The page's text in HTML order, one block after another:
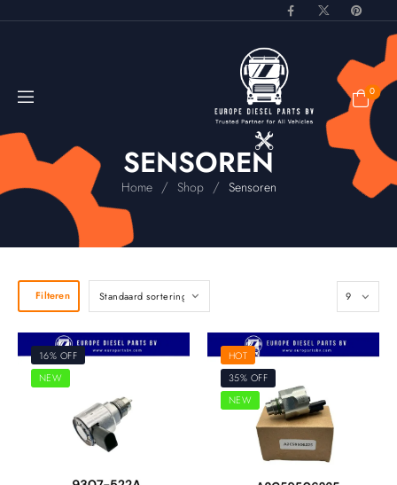
0
SENSOREN
Home / Shop / Sensoren
Filteren
16% OFF
NEW
HOT
35% OFF
NEW